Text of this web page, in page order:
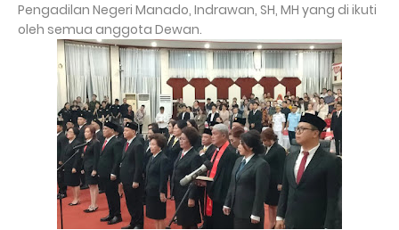
Pengadilan Negeri Manado, Indrawan, SH, MH yang di ikuti
oleh semua anggota Dewan.